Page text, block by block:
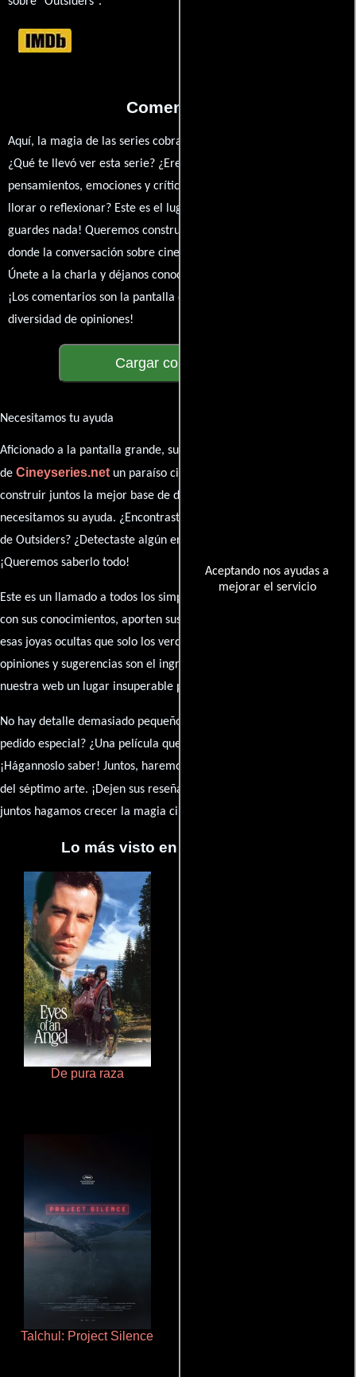
Aceptando nos ayudas a
mejorar el servicio
Comentarios
Aquí, la magia de las series cobra vida a través de tus opiniones.
¿Qué te llevó ver esta serie? ¿Eres fan de? Comparte tus
pensamientos, emociones y críticas sobre Outsiders. ¿Te hizo reír,
llorar o reflexionar? Este es el lugar para expresarlo. ¡No te
guardes nada! Queremos construir una comunidad apasionada
donde la conversación sobre cine y series nunca se detenga.
Únete a la charla y déjanos conocer tu mundo cinematográfico.
¡Los comentarios son la pantalla donde se proyecta nuestra
diversidad de opiniones!
Cargar comentarios
Necesitamos tu ayuda
Aficionado a la pantalla grande, su participación es clave para hacer
de Cineyseries.netun paraíso cinéfilo completo. Queremos
construir juntos la mejor base de datos cinematográfica, pero
necesitamos su ayuda. ¿Encontraste algún dato faltante en la ficha
de Outsiders? ¿Detectaste algún error en la sinopsis o el elenco?
¡Queremos saberlo todo!
Este es un llamado a todos los simpatizantes del cine: contribuyan
con sus conocimientos, aporten sus descubrimientos y compartan
esas joyas ocultas que solo los verdaderos fanáticos conocen. Sus
opiniones y sugerencias son el ingrediente secreto que hará de
nuestra web un lugar insuperable para los amantes del celuloide.
No hay detalle demasiado pequeño ni opinión insignificante. ¿Algún
pedido especial? ¿Una película que sueñas con ver reseñada?
¡Hágannoslo saber! Juntos, haremos de esta comunidad el epicentro
del séptimo arte. ¡Dejen sus reseña en la
juntos hagamos crecer la magia cinematográfica!
Lo más visto en Cineyseries.net
De pura raza
Talchul: Project Silence